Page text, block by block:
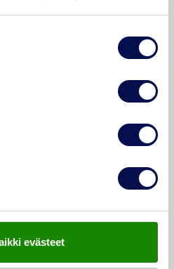
evästeet
sen harvinaiseksi
eivät kaikki varmaan
potentiaalia...
| LÄMMÖNERISTYS